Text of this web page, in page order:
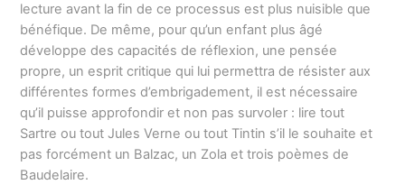
lecture avant la fin de ce processus est plus nuisible que
bénéfique. De même, pour qu’un enfant plus âgé
développe des capacités de réflexion, une pensée
propre, un esprit critique qui lui permettra de résister aux
différentes formes d’embrigadement, il est nécessaire
qu’il puisse approfondir et non pas survoler : lire tout
Sartre ou tout Jules Verne ou tout Tintin s’il le souhaite et
pas forcément un Balzac, un Zola et trois poèmes de
Baudelaire.